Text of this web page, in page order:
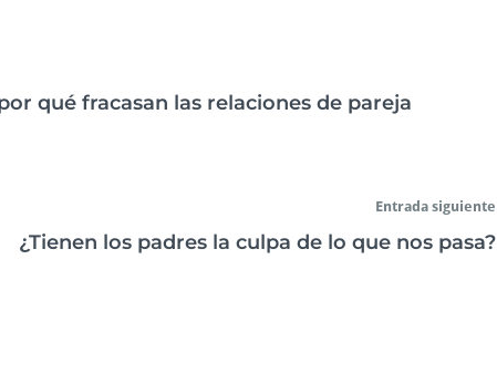
qué fracasan las relaciones de pareja
Entrada siguiente
¿Tienen los padres la culpa de lo que nos pasa?